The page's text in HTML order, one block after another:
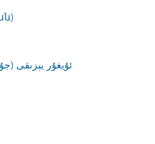
ئۇيغۇر يېزىقى